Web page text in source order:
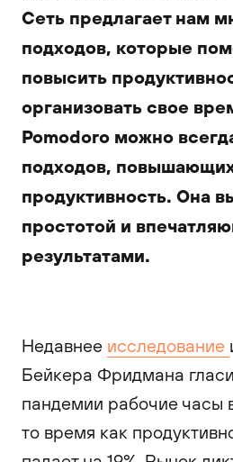
Сеть предлагает нам
подходов, которые
повысить
организовать свое
Pomodoro можно
подходов,
продуктивность. Она
простотой и
результатами.
Недавнее исследование
Бейкера Фридмана
пандемии рабочие часы
то время как